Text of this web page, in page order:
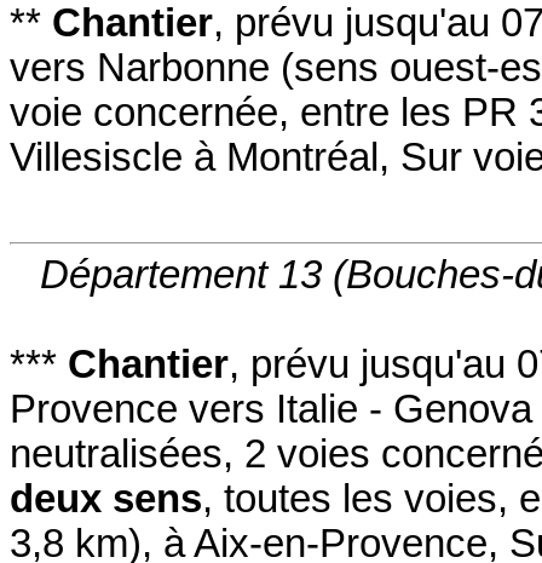
** Chantier, prévu jusqu'au
vers Narbonne (sens ouest-
voie concernée, entre les PR
Villesiscle à Montréal , Sur
Département 13 (Bouches-
*** Chantier, prévu jusqu'au
Provence vers Italie - Genova
neutralisées, 2 voies
deux sens, toutes les voies,
3,8 km), à Aix-en-Provence,